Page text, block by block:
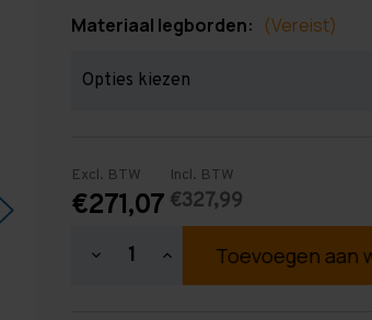
Materiaal legborden: (Vereist)
Excl. BTW
€271,07
Incl. BTW
€327,99
HoeveelheidHoeveelheid
verhogen